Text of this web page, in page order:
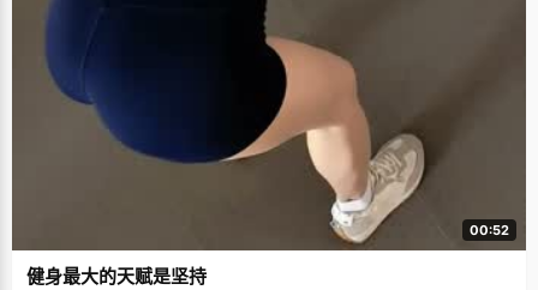
00:52
健身最大的天赋是坚持